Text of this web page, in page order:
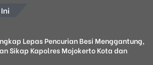
Lepas Pencurian Besi Menggantung,
Sikap Kapolres Mojokerto Kota dan